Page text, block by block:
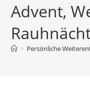
Advent,
> Persönliche